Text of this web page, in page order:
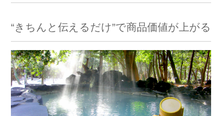
“きちんと伝えるだけ”で商品価値が上がる